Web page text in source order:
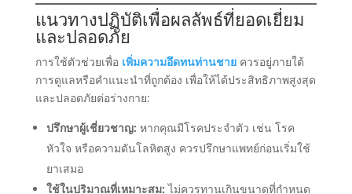
แนวทางปฏิบัติเพื่อผลลัพธ์ที่ยอดเยี่ยม
และปลอดภัย
การใช้ตัวช่วยเพื่อ เพิ่มความอึดทนท่านชายควรอยู่ภายใต้
การดูแลหรือคำแนะนำที่ถูกต้อง เพื่อให้ได้ประสิทธิภาพสูงสุด
และปลอดภัยต่อร่างกาย:
ปรึกษาผู้เชี่ยวชาญ: หากคุณมีโรคประจำตัว เช่น โรค
หัวใจ หรือความดันโลหิตสูง ควรปรึกษาแพทย์ก่อนเริ่มใช้
ยาเสมอ
ใช้ในปริมาณที่เหมาะสม: ไม่ควรทานเกินขนาดที่กำหนด